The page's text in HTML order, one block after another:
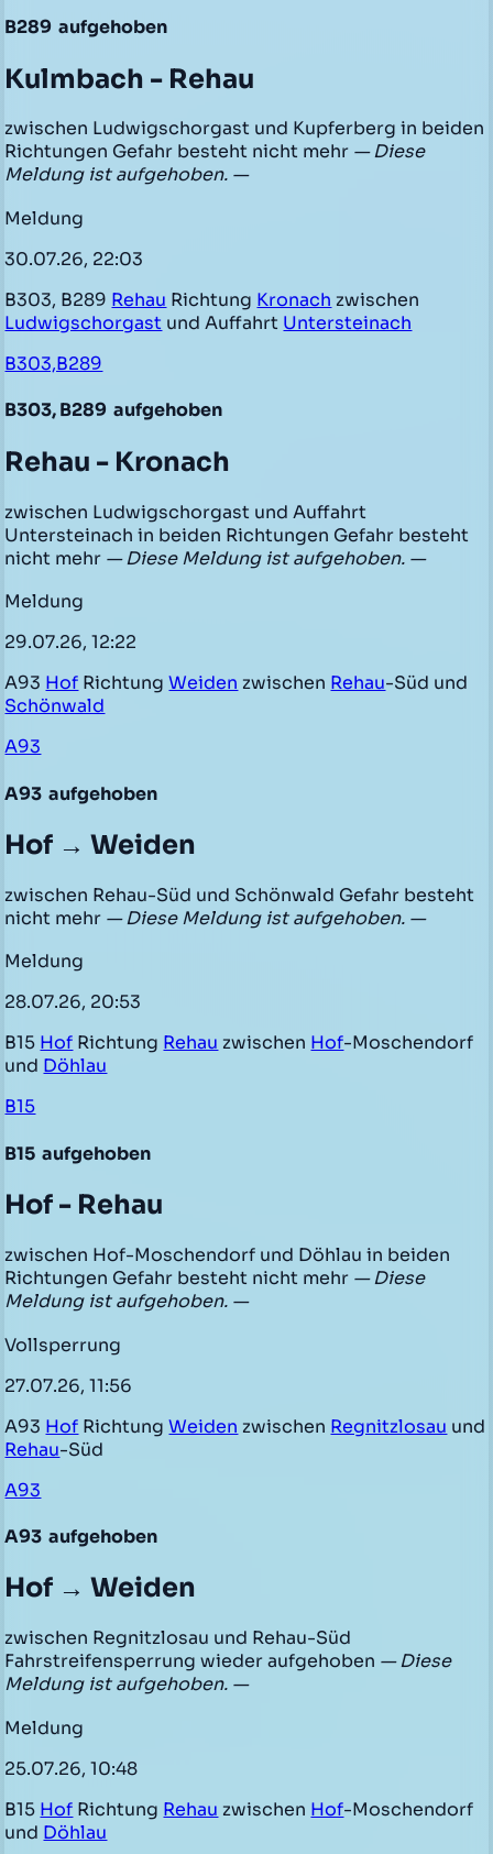
B289 aufgehoben
Kulmbach - Rehau
zwischen Ludwigschorgast und Kupferberg in beiden
Richtungen Gefahr besteht nicht mehr — Diese
Meldung ist aufgehoben. —
Meldung
30.07.26, 22:03
B303, B289 Rehau Richtung Kronach zwischen
Ludwigschorgast und Auffahrt Untersteinach
B303,B289
B303, B289 aufgehoben
Rehau - Kronach
zwischen Ludwigschorgast und Auffahrt
Untersteinach in beiden Richtungen Gefahr besteht
nicht mehr — Diese Meldung ist aufgehoben. —
Meldung
29.07.26, 12:22
A93 Hof RichtungWeiden zwischen Rehau-Süd und
Schönwald
A93
A93 aufgehoben
Hof → Weiden
zwischen Rehau-Süd und Schönwald Gefahr besteht
nicht mehr — Diese Meldung ist aufgehoben. —
Meldung
28.07.26, 20:53
B15 Hof Richtung Rehau zwischen Hof-Moschendorf
und Döhlau
B15
B15 aufgehoben
Hof - Rehau
zwischen Hof-Moschendorf und Döhlau in beiden
Richtungen Gefahr besteht nicht mehr — Diese
Meldung ist aufgehoben. —
Vollsperrung
27.07.26, 11:56
A93 Hof RichtungWeiden zwischen Regnitzlosau und
Rehau-Süd
A93
A93 aufgehoben
Hof → Weiden
zwischen Regnitzlosau und Rehau-Süd
Fahrstreifensperrung wieder aufgehoben — Diese
Meldung ist aufgehoben. —
Meldung
25.07.26, 10:48
B15 Hof Richtung Rehau zwischen Hof-Moschendorf
und Döhlau